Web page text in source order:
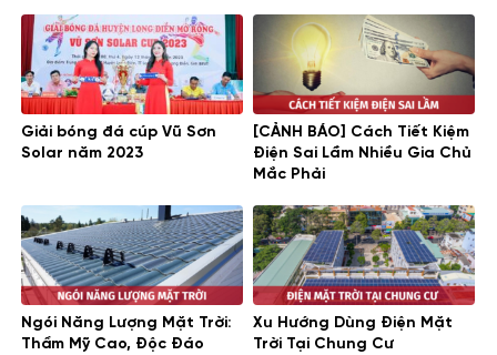
Giải bóng đá cúp Vũ Sơn
Solar năm 2023
[CẢNH BÁO] Cách Tiết Kiệm
Điện Sai Lầm Nhiều Gia Chủ
Mắc Phải
Ngói Năng Lượng Mặt Trời:
Thẩm Mỹ Cao, Độc Đáo
Xu Hướng Dùng Điện Mặt
Trời Tại Chung Cư